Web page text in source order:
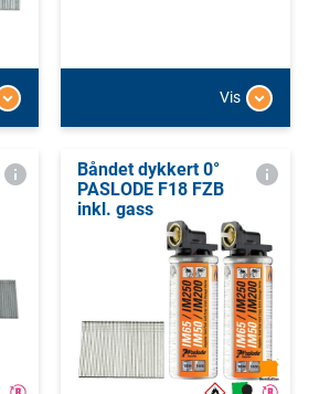
Vis
Båndet dykkert 0°
PASLODE F18 FZB
inkl. gass